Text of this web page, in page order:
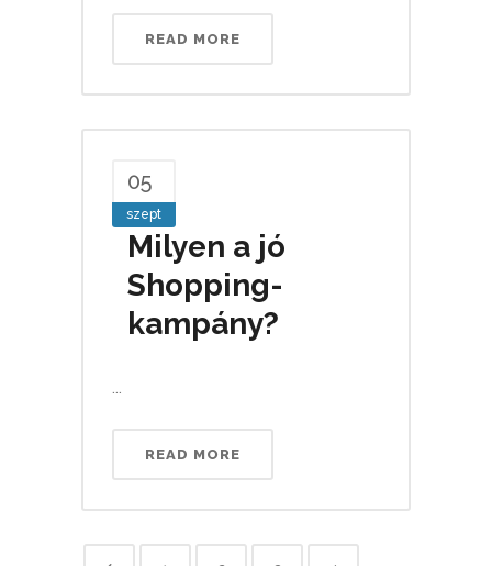
READ MORE
05
szept
Milyen a jó
Shopping-
kampány?
READ MORE